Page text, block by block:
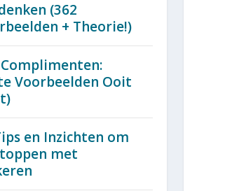
(362
+ Theorie!)
Voorbeelden Ooit
en Inzichten om
met